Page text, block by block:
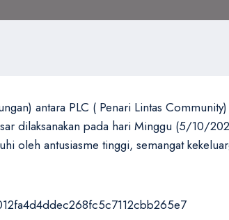
antara PLC ( Penari Lintas
dilaksanakan pada hari Minggu (5/10/
oleh antusiasme tinggi, semangat